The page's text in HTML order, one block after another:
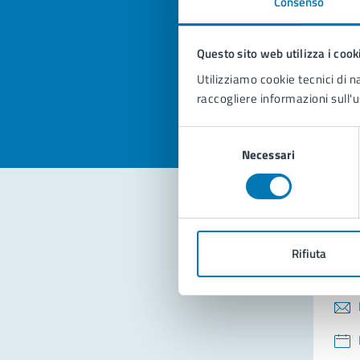
Questo sito web utilizza i
Utilizziamo cookie tecnici di
raccogliere informazioni
consenso
Necessari
Rifiuta